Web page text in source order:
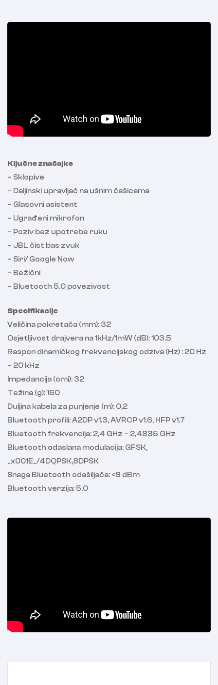
Ključne značajke
– Sklopive
– Daljinski upravljač na ušnim čašicama
– Glasovni asistent
– Ugrađeni mikrofon
– Poziv bez upotrebe ruku
– JBL čist bas zvuk
– Siri/ Google Now
– Bežični
– Bluetooth 5.0 povezivost
Specifikacije
Veličina pokretača (mm): 32
Osjetljivost drajvera na 1kHz/1mW (dB): 103.5
Raspon dinamičkog frekvencijskog odziva (Hz) : 20 Hz
– 20 kHz
Impedancija (omi): 32
Težina (g): 160
Duljina kabela za punjenje (m): 0,2
Bluetooth profili: A2DP v1.3, AVRCP v1.6, HFP v1.7
Bluetooth frekvencija: 2,4 GHz – 2,4835 GHz
Bluetooth odaslana modulacija: GFSK,
_x001E_/4DQPSK,8DPSK
Snaga Bluetooth odašiljača: <8 dBm
Bluetooth verzija: 5.0